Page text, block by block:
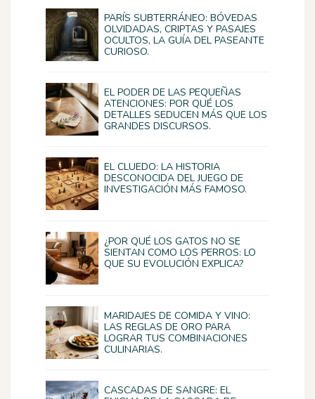
PARÍS SUBTERRÁNEO: BÓVEDAS
OLVIDADAS, CRIPTAS Y PASAJES
OCULTOS, LA GUÍA DEL PASEANTE
CURIOSO.
EL PODER DE LAS PEQUEÑAS
ATENCIONES: POR QUÉ LOS
DETALLES SEDUCEN MÁS QUE LOS
GRANDES DISCURSOS.
EL CLUEDO: LA HISTORIA
DESCONOCIDA DEL JUEGO DE
INVESTIGACIÓN MÁS FAMOSO.
¿POR QUÉ LOS GATOS NO SE
SIENTAN COMO LOS PERROS: LO
QUE SU EVOLUCIÓN EXPLICA?
MARIDAJES DE COMIDA Y VINO:
LAS REGLAS DE ORO PARA
LOGRAR TUS COMBINACIONES
CULINARIAS.
CASCADAS DE SANGRE: EL